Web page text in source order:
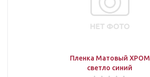
Пленка Матовый ХРОМ
светло синий